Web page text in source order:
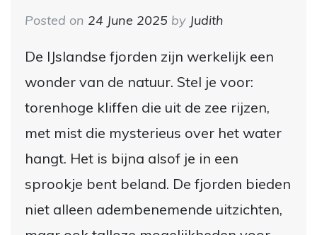
Posted on 24 June 2025 by Judith
De IJslandse fjorden zijn werkelijk een
wonder van de natuur. Stel je voor:
torenhoge kliffen die uit de zee rijzen,
met mist die mysterieus over het water
hangt. Het is bijna alsof je in een
sprookje bent beland. De fjorden bieden
niet alleen adembenemende uitzichten,